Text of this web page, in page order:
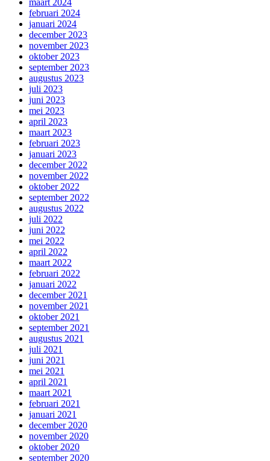
februari 2024
januari 2024
december 2023
november 2023
oktober 2023
september 2023
augustus 2023
juli 2023
juni 2023
mei 2023
april 2023
maart 2023
februari 2023
januari 2023
december 2022
november 2022
oktober 2022
september 2022
augustus 2022
juli 2022
juni 2022
mei 2022
april 2022
maart 2022
februari 2022
januari 2022
december 2021
november 2021
oktober 2021
september 2021
augustus 2021
juli 2021
juni 2021
mei 2021
april 2021
maart 2021
februari 2021
januari 2021
december 2020
november 2020
oktober 2020
september 2020